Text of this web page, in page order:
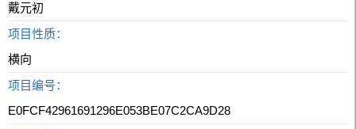
戴元初
项目性质：
横向
项目编号：
E0FCF42961691296E053BE07C2CA9D28